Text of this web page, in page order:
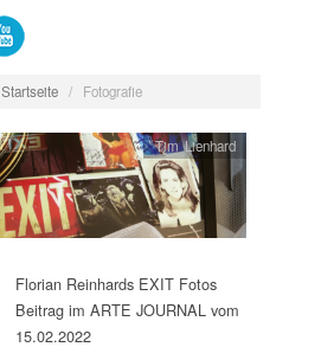
Startseite / Fotografie
Tim Lienhard
Florian Reinhards EXIT Fotos
Beitrag im ARTE JOURNAL vom
15.02.2022